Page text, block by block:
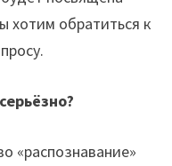
хотим обратиться к
«распознавание»